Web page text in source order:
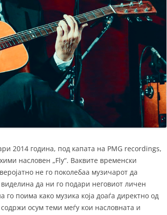
2014 година, под капата на PMG recordings,
насловен „Fly“. Ваквите временски
не го поколебаа музичарот да
да ни го подари неговиот личен
го поима како музика која доаѓа директно од
осум теми меѓу кои насловната и